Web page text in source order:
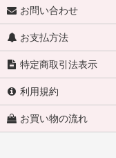
お問い合わせ
お支払方法
特定商取引法表示
利用規約
お買い物の流れ